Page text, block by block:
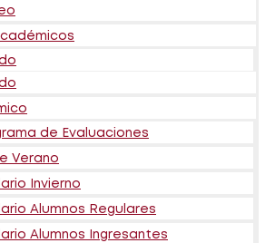
de Evaluaciones
Verano
Invierno
Alumnos Regulares
Alumnos Ingresantes